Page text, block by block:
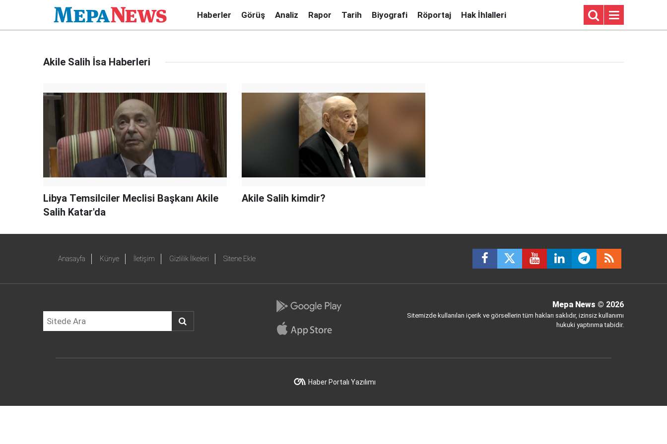
Haberler Görüş Analiz Rapor Tarih Biyografi Röportaj Hak İhlalleri
Akile Salih İsa Haberleri
Libya Temsilciler Meclisi Başkanı Akile
Salih Katar'da
Akile Salih kimdir?
Anasayfa Künye İletişim Gizlilik İlkeleri Sitene Ekle
Mepa News © 2026
Sitemizde kullanılan içerik ve görsellerin tüm hakları saklıdır, izinsiz kullanımı
hukuki yaptırıma tabidir.
Haber Portalı Yazılımı